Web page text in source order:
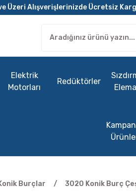
Üzeri Alışverişlerinizde Ücretsiz
Elektrik
Motorları
Redüktörler
Burçlar 3020 Konik Burç